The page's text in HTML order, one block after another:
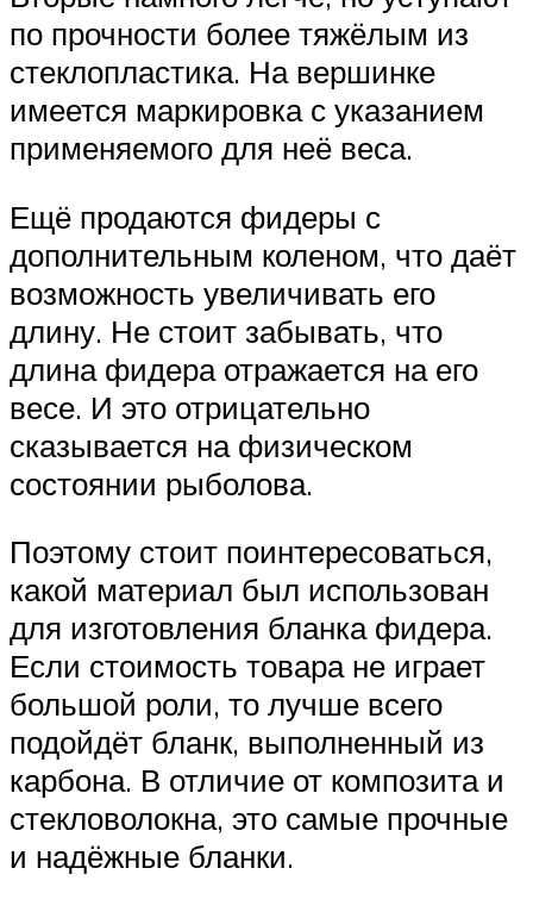
по прочности более тяжёлым из
стеклопластика. На вершинке
имеется маркировка с указанием
применяемого для неё веса.
Ещё продаются фидеры с
дополнительным коленом, что даёт
возможность увеличивать его
длину. Не стоит забывать, что
длина фидера отражается на его
весе. И это отрицательно
сказывается на физическом
состоянии рыболова.
Поэтому стоит поинтересоваться,
какой материал был использован
для изготовления бланка фидера.
Если стоимость товара не играет
большой роли, то лучше всего
подойдёт бланк, выполненный из
карбона. В отличие от композита и
стекловолокна, это самые прочные
и надёжные бланки.